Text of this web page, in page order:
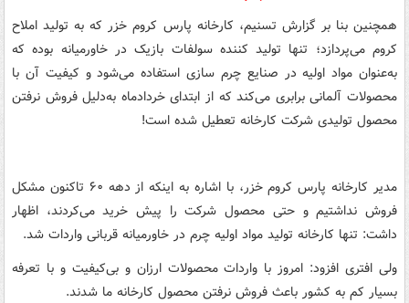
همچنین بنا بر گزارش تسنیم، کارخانه پارس کروم خزر که به تولید املاح
کروم می‌پردازد؛ تنها تولید کننده سولفات بازیک در خاورمیانه بوده که
به‌عنوان مواد اولیه در صنایع چرم سازی استفاده می‌شود و کیفیت آن با
محصولات آلمانی برابری می‌کند که از ابتدای خردادماه به‌دلیل فروش نرفتن
محصول تولیدی شرکت کارخانه تعطیل شده است!
مدیر کارخانه پارس کروم خزر، با اشاره به اینکه از دهه ۶۰ تاکنون مشکل
فروش نداشتیم و حتی محصول شرکت را پیش خرید می‌کردند، اظهار
داشت: تنها کارخانه تولید مواد اولیه چرم در خاورمیانه قربانی واردات شد.
ولی‌ افتری افزود: امروز با واردات محصولات ارزان و بی‌کیفیت و با تعرفه
بسیار کم به کشور باعث فروش نرفتن محصول کارخانه ما شدند.